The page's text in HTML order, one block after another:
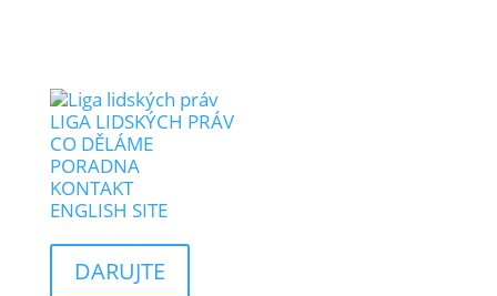
LIGA LIDSKÝCH PRÁV
CO DĚLÁME
PORADNA
KONTAKT
ENGLISH SITE
DARUJTE